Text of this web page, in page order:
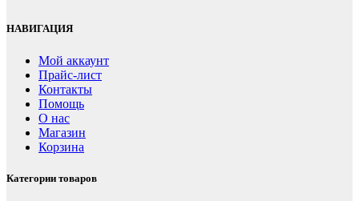
НАВИГАЦИЯ
Мой аккаунт
Прайс-лист
Контакты
Помощь
О нас
Магазин
Корзина
Категории товаров